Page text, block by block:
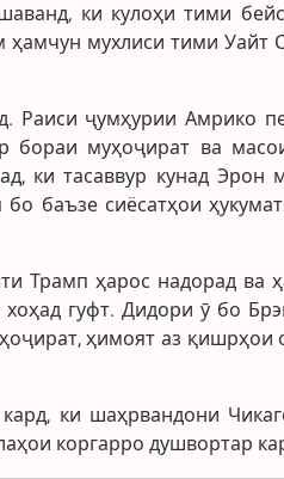
ки кулоҳи тими
ҳамчун мухлиси тими Уайт
Раиси ҷумҳурии Амрико
бораи муҳоҷират ва
ки тасаввур кунад Эрон
баъзе сиёсатҳои
Трамп ҳарос надорад ва
гуфт. Дидори ӯ бо
ҳимоят аз қишрҳои
ки шаҳрвандони
коргарро душвортар